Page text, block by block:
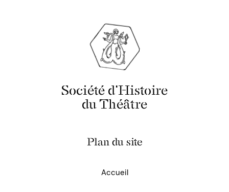
Société d'Histoire
du Théâtre
Plan du site
Accueil